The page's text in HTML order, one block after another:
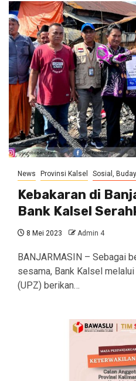
News Provinsi Kalsel Sosial,
Kebakaran di
Bank Kalsel
8 Mei 2023 Admin 4
BANJARMASIN – Sebagai
sesama, Bank Kalsel
(UPZ) berikan…